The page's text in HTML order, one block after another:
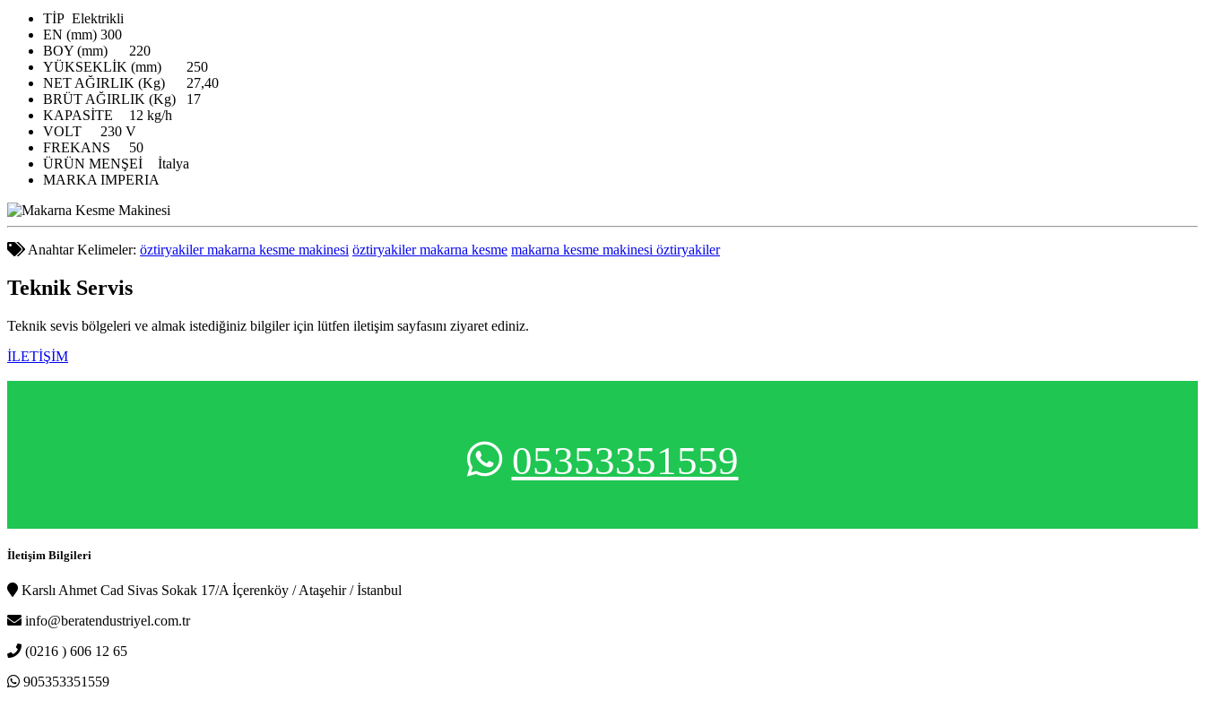
TİP Elektrikli
EN (mm) 300
BOY (mm)
220
YÜKSEKLİK (mm)
250
NET AĞIRLIK (Kg)
27,40
BRÜT AĞIRLIK (Kg)
17
KAPASİTE
12 kg/h
VOLT
230 V
FREKANS
50
ÜRÜN MENŞEİ
İtalya
MARKA IMPERIA
Anahtar Kelimeler: öztiryakiler makarna kesme makinesi öztiryakiler makarna kesme makarna kesme makinesi öztiryakiler
Teknik Servis
Teknik sevis bölgeleri ve almak istediğiniz bilgiler için lütfen iletişim sayfasını ziyaret ediniz.
İLETİŞİM
05353351559
İletişim Bilgileri
Karslı Ahmet Cad Sivas Sokak 17/A İçerenköy / Ataşehir / İstanbul
info@beratendustriyel.com.tr
(0216 ) 606 12 65
905353351559